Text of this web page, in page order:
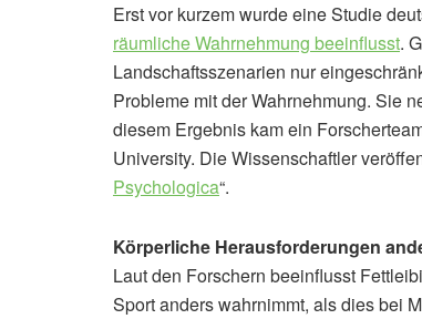
Erst vor kurzem wurde eine Studie
räumliche Wahrnehmung beeinflusst.
Landschaftsszenarien nur
Probleme mit der Wahrnehmung. Sie
diesem Ergebnis kam ein
University. Die Wissenschaftler
Psychologica“.
Körperliche Herausforderungen
Laut den Forschern beeinflusst
Sport anders wahrnimmt, als dies bei